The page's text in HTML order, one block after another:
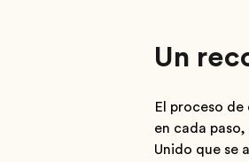
Un
El proceso
en cada
Unido que se